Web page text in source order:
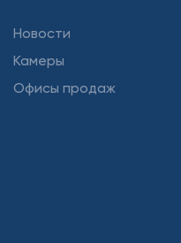
Новости
Камеры
Офисы продаж